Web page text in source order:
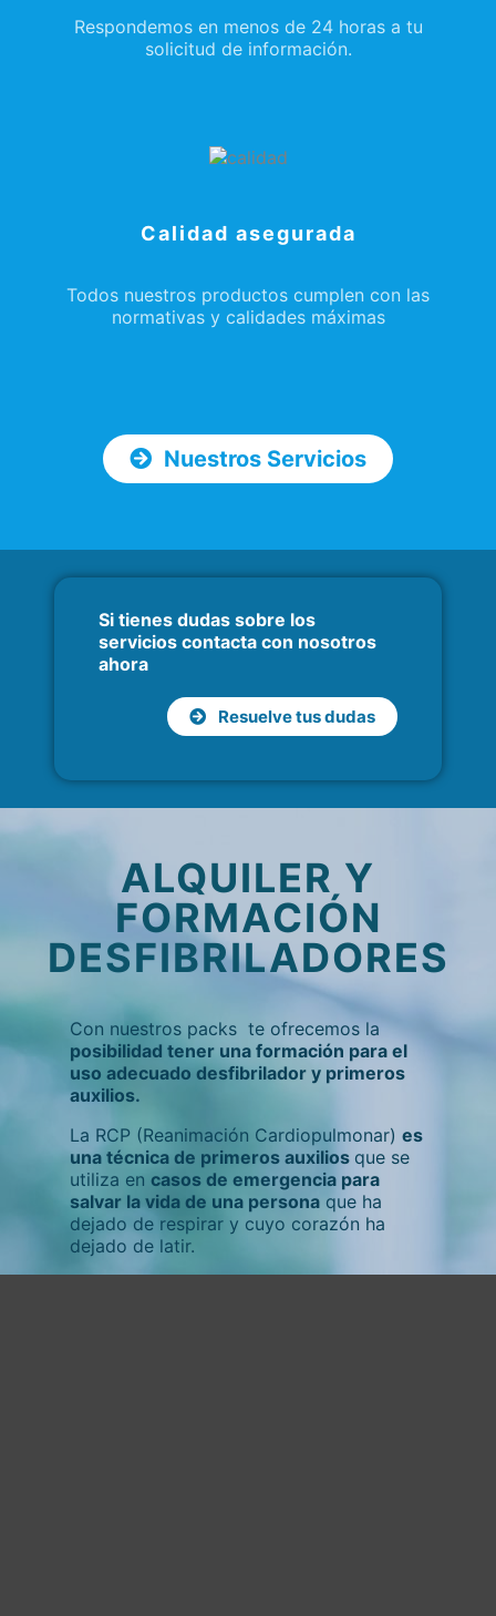
Respondemos en menos de 24 horas a tu
solicitud de información.
Calidad asegurada
Todos nuestros productos cumplen con las
normativas y calidades máximas
Nuestros Servicios
Si tienes dudas sobre los
servicios contacta con nosotros
ahora
Resuelve tus dudas
ALQUILER Y
FORMACIÓN
DESFIBRILADORES
Con nuestros packs te ofrecemos la
posibilidad tener una formación para el
uso adecuado desfibrilador y primeros
auxilios.
La RCP (Reanimación Cardiopulmonar) es
una técnica de primeros auxilios que se
utiliza en casos de emergencia para
salvar la vida de una personaque ha
dejado de respirar y cuyo corazón ha
dejado de latir.